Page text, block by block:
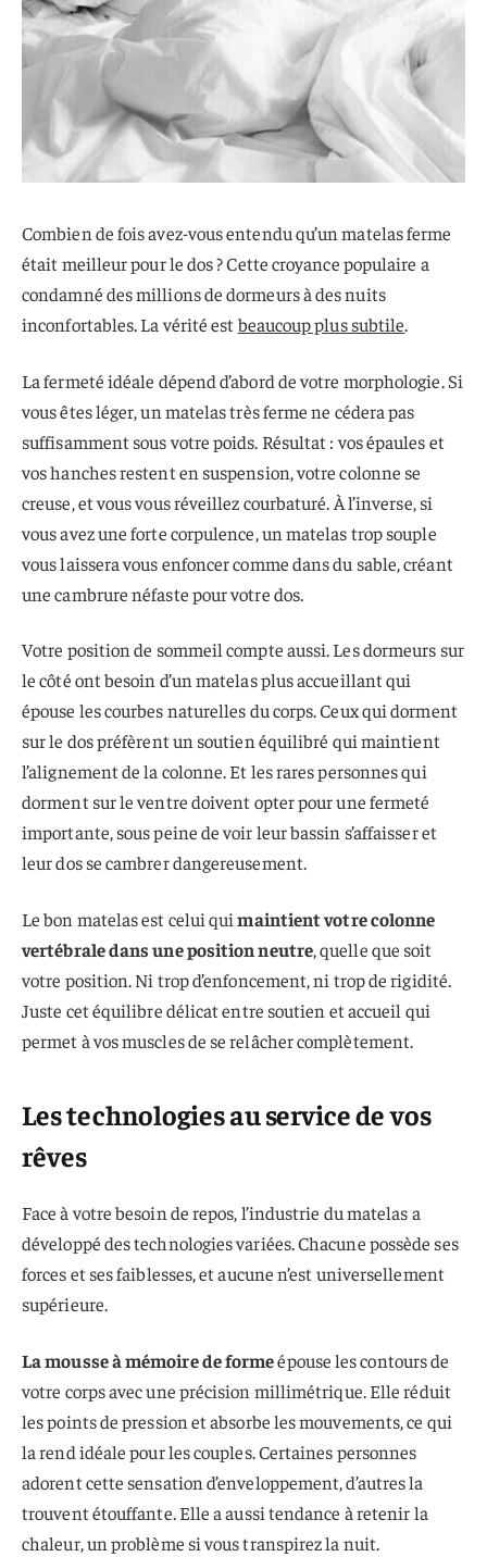
Combien de fois avez-vous entendu qu’un matelas ferme
était meilleur pour le dos ? Cette croyance populaire a
condamné des millions de dormeurs à des nuits
inconfortables. La vérité estbeaucoup plus subtile.
La fermeté idéale dépend d’abord de votre morphologie. Si
vous êtes léger, un matelas très ferme ne cédera pas
suffisamment sous votre poids. Résultat : vos épaules et
vos hanches restent en suspension, votre colonne se
creuse, et vous vous réveillez courbaturé. À l’inverse, si
vous avez une forte corpulence, un matelas trop souple
vous laissera vous enfoncer comme dans du sable, créant
une cambrure néfaste pour votre dos.
Votre position de sommeil compte aussi. Les dormeurs sur
le côté ont besoin d’un matelas plus accueillant qui
épouse les courbes naturelles du corps. Ceux qui dorment
sur le dos préfèrent un soutien équilibré qui maintient
l’alignement de la colonne. Et les rares personnes qui
dorment sur le ventre doivent opter pour une fermeté
importante, sous peine de voir leur bassin s’affaisser et
leur dos se cambrer dangereusement.
Le bon matelas est celui quimaintient votre colonne
vertébrale dans une position neutre, quelle que soit
votre position. Ni trop d’enfoncement, ni trop de rigidité.
Juste cet équilibre délicat entre soutien et accueil qui
permet à vos muscles de se relâcher complètement.
Les technologies au service de vos
rêves
Face à votre besoin de repos, l’industrie du matelas a
développé des technologies variées. Chacune possède ses
forces et ses faiblesses, et aucune n’est universellement
supérieure.
La mousse à mémoire de formeépouse les contours de
votre corps avec une précision millimétrique. Elle réduit
les points de pression et absorbe les mouvements, ce qui
la rend idéale pour les couples. Certaines personnes
adorent cette sensation d’enveloppement, d’autres la
trouvent étouffante. Elle a aussi tendance à retenir la
chaleur, un problème si vous transpirez la nuit.